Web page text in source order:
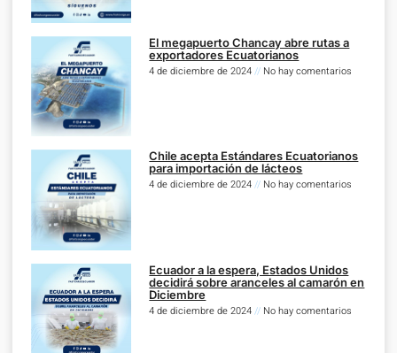
El megapuerto Chancay abre rutas a
exportadores Ecuatorianos
4 de diciembre de 2024 No hay comentarios
Chile acepta Estándares Ecuatorianos
para importación de lácteos
4 de diciembre de 2024 No hay comentarios
Ecuador a la espera, Estados Unidos
decidirá sobre aranceles al camarón en
Diciembre
4 de diciembre de 2024 No hay comentarios